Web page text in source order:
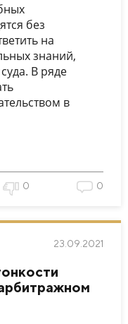
без
на
знаний,
В ряде
в
0 0
23.09.2021